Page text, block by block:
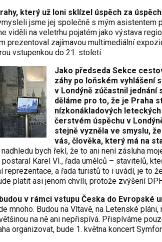
který už loni sklízel úspěch za
jsme jej společně s mým asistentem
viděli na veletrhu pojatém jako výstava
prezentoval zajímavou multimediální
vstupenkou do 21. století.
Jako předseda Sekce
záhy po loňském vyhlášení
v Londýně zúčastnil
děláme pro to, že je Praha
nízkonákladových
čerstvém úspěchu v
stejně vyzněla ve smyslu,
vás, člověka, který má na
bych řekl, že to ani není zásluha
Karel VI., řada umělců – stavitelů,
reprezentace, a řada turistů to i uvádí, je to
platit asi jenom chvíli, protože zvýšení
v rámci vstupu Česka do Evropské
mnoho. Budou na Vltavě, na Letenské
na ně ani nepřispívá. Přispíváme
organizovat, bude 1. května koncert